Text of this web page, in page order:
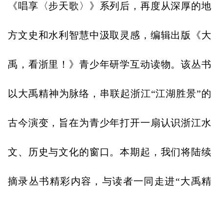
《唱享〈步天歌〉》系列后，再度从深厚的地
方文史和水利智慧中汲取灵感，编辑出版《大
禹，看浙里！》青少年研学互动读物。该丛书
以大禹精神为脉络，串联起浙江“江湖胜景”的
古今演变，旨在为青少年打开一扇认识浙江水
文、历史与文化的窗口。本期起，我们将陆续
摘录丛书精彩内容，与读者一同走进“大禹精